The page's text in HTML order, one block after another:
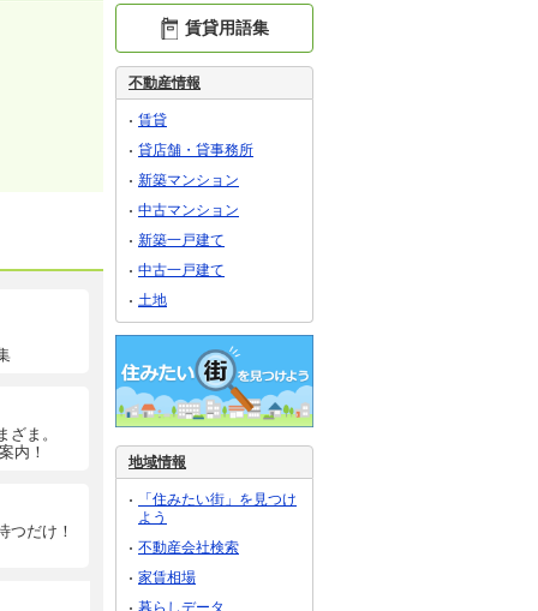
ま。
内！
つだけ！
賃貸用語集
不動産情報
賃貸
貸店舗・貸事務所
新築マンション
中古マンション
新築一戸建て
中古一戸建て
土地
地域情報
「住みたい街」を見つけ
よう
不動産会社検索
家賃相場